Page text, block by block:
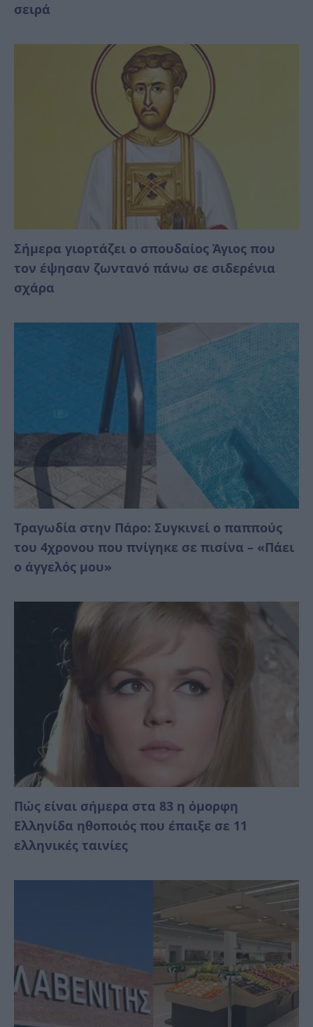
σειρά
Σήμερα γιορτάζει ο σπουδαίος Άγιος που
τον έψησαν ζωντανό πάνω σε σιδερένια
σχάρα
Τραγωδία στην Πάρο: Συγκινεί ο παππούς
του 4χρονου που πνίγηκε σε πισίνα – «Πάει
ο άγγελός μου»
Πώς είναι σήμερα στα 83 η όμορφη
Ελληνίδα ηθοποιός που έπαιξε σε 11
ελληνικές ταινίες